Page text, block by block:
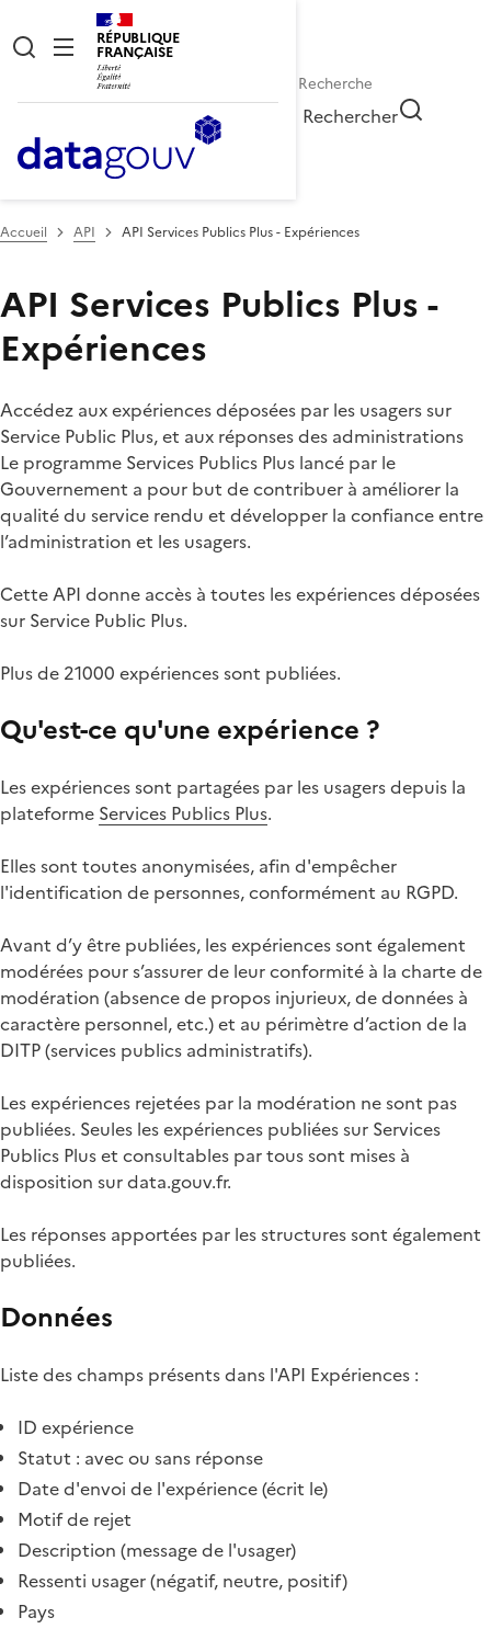
RÉPUBLIQUE
FRANÇAISE
Rechercher
Accueil API API Services Publics Plus - Expériences
API Services Publics Plus -
Expériences
Accédez aux expériences déposées par les usagers sur
Service Public Plus, et aux réponses des administrations
Le programme Services Publics Plus lancé par le
Gouvernement a pour but de contribuer à améliorer la
qualité du service rendu et développer la confiance entre
l’administration et les usagers.
Cette API donne accès à toutes les expériences déposées
sur Service Public Plus.
Plus de 21000 expériences sont publiées.
Qu'est-ce qu'une expérience ?
Les expériences sont partagées par les usagers depuis la
plateforme Services Publics Plus.
Elles sont toutes anonymisées, afin d'empêcher
l'identification de personnes, conformément au RGPD.
Avant d’y être publiées, les expériences sont également
modérées pour s’assurer de leur conformité à la charte de
modération (absence de propos injurieux, de données à
caractère personnel, etc.) et au périmètre d’action de la
DITP (services publics administratifs).
Les expériences rejetées par la modération ne sont pas
publiées. Seules les expériences publiées sur Services
Publics Plus et consultables par tous sont mises à
disposition sur data.gouv.fr.
Les réponses apportées par les structures sont également
publiées.
Données
Liste des champs présents dans l'API Expériences :
ID expérience
Statut : avec ou sans réponse
Date d'envoi de l'expérience (écrit le)
Motif de rejet
Description (message de l'usager)
Ressenti usager (négatif, neutre, positif)
Pays